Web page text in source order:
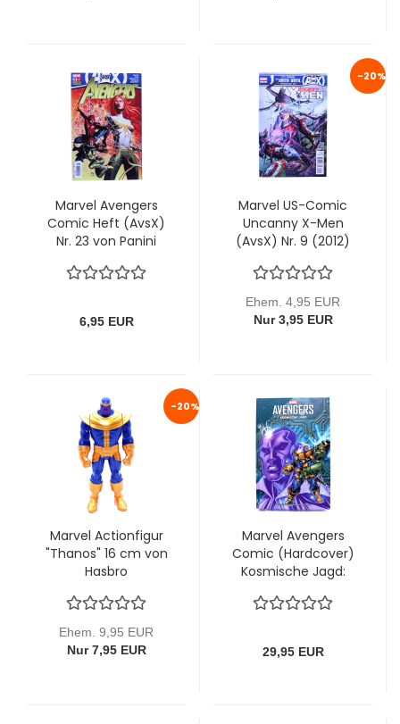
Marvel Avengers
Comic Heft (AvsX)
Nr. 23 von Panini
6,95 EUR
-20%
Marvel US-Comic
Uncanny X-Men
(AvsX) Nr. 9 (2012)
Ehem. 4,95 EUR
Nur 3,95 EUR
-20%
Marvel Actionfigur
"Thanos" 16 cm von
Hasbro
Ehem. 9,95 EUR
Nur 7,95 EUR
Marvel Avengers
Comic (Hardcover)
Kosmische Jagd:
Exemplare
29,95 EUR